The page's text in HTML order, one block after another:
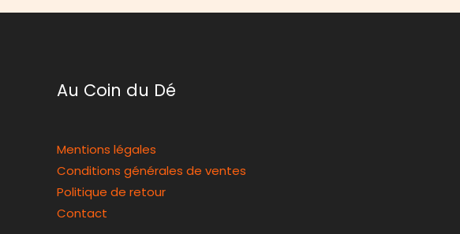
Au Coin du Dé
Mentions légales
Conditions générales de ventes
Politique de retour
Contact